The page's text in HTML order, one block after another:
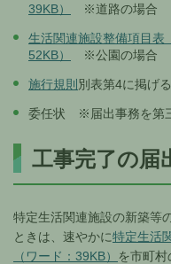
39KB）
※道路の場合
生活関連施設整備項目表
52KB）
※公園の場合
施行規則 別表第4に掲げ
委任状 ※届出事務を第
工事完了の届
特定生活関連施設の新築等
ときは、速やかに特定生活
（ワード：39KB）
を市町